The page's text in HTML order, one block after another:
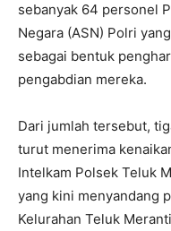
sebanyak 64 personel
Negara (ASN) Polri
sebagai bentuk
pengabdian mereka.
Dari jumlah tersebut,
turut menerima
Intelkam Polsek Teluk
yang kini menyandang
Kelurahan Teluk Meranti